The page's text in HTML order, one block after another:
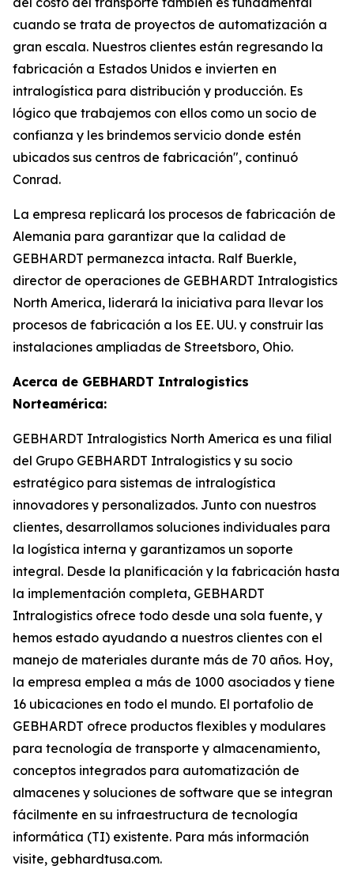
cuando se trata de proyectos de automatización a
gran escala. Nuestros clientes están regresando la
fabricación a Estados Unidos e invierten en
intralogística para distribución y producción. Es
lógico que trabajemos con ellos como un socio de
confianza y les brindemos servicio donde estén
ubicados sus centros de fabricación", continuó
Conrad.
La empresa replicará los procesos de fabricación de
Alemania para garantizar que la calidad de
GEBHARDT permanezca intacta. Ralf Buerkle,
director de operaciones de GEBHARDT Intralogistics
North America, liderará la iniciativa para llevar los
procesos de fabricación a los EE. UU. y construir las
instalaciones ampliadas de Streetsboro, Ohio.
Acerca de GEBHARDT Intralogistics
Norteamérica:
GEBHARDT Intralogistics North America es una filial
del Grupo GEBHARDT Intralogistics y su socio
estratégico para sistemas de intralogística
innovadores y personalizados. Junto con nuestros
clientes, desarrollamos soluciones individuales para
la logística interna y garantizamos un soporte
integral. Desde la planificación y la fabricación hasta
la implementación completa, GEBHARDT
Intralogistics ofrece todo desde una sola fuente, y
hemos estado ayudando a nuestros clientes con el
manejo de materiales durante más de 70 años. Hoy,
la empresa emplea a más de 1000 asociados y tiene
16 ubicaciones en todo el mundo. El portafolio de
GEBHARDT ofrece productos flexibles y modulares
para tecnología de transporte y almacenamiento,
conceptos integrados para automatización de
almacenes y soluciones de software que se integran
fácilmente en su infraestructura de tecnología
informática (TI) existente. Para más información
visite, gebhardtusa.com.